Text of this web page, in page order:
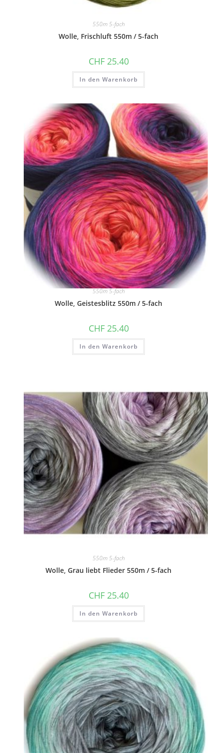
550m 5-fach
Wolle, Frischluft 550m / 5-fach
CHF25.40
In den Warenkorb
550m 5-fach
Wolle, Geistesblitz 550m / 5-fach
CHF25.40
In den Warenkorb
550m 5-fach
Wolle, Grau liebt Flieder 550m / 5-fach
CHF25.40
In den Warenkorb